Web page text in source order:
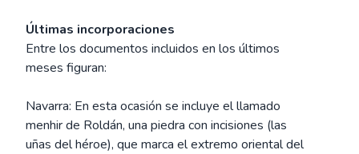
Últimas incorporaciones
Entre los documentos incluidos en los últimos
meses figuran:
Navarra: En esta ocasión se incluye el llamado
menhir de Roldán, una piedra con incisiones (las
uñas del héroe), que marca el extremo oriental del